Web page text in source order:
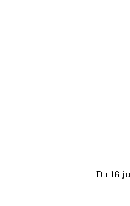
Du 16